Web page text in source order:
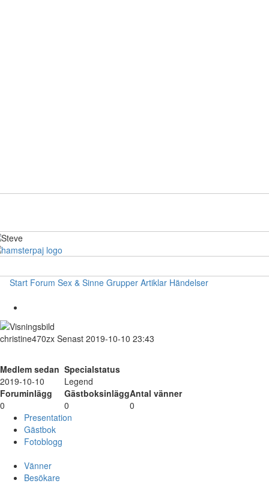
Start Forum Sex & Sinne Grupper Artiklar Händelser
christine470zx Senast 2019-10-10 23:43
Medlem sedan Specialstatus
2019-10-10
Legend
Foruminlägg
GästboksinläggAntal vänner
0
0
0
Presentation
Gästbok
Fotoblogg
Vänner
Besökare